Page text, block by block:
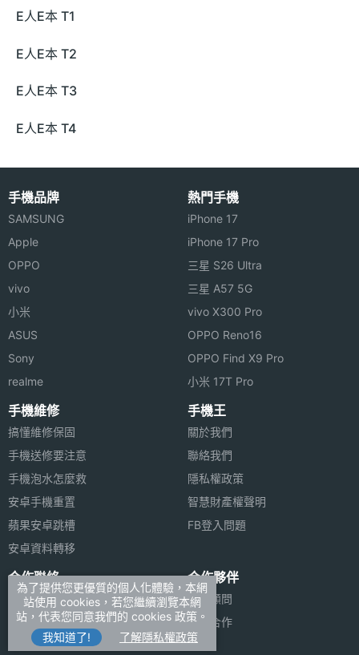
E人E本 T1
E人E本 T2
E人E本 T3
E人E本 T4
手機品牌
SAMSUNG
Apple
OPPO
vivo
小米
ASUS
Sony
realme
熱門手機
iPhone 17
iPhone 17 Pro
三星 S26 Ultra
三星 A57 5G
vivo X300 Pro
OPPO Reno16
OPPO Find X9 Pro
小米 17T Pro
手機維修
搞懂維修保固
手機送修要注意
手機泡水怎麼救
安卓手機重置
蘋果安卓跳槽
安卓資料轉移
手機王
關於我們
聯絡我們
隱私權政策
智慧財產權聲明
FB登入問題
合作聯絡
廣告刊登
加入商店報價
新聞聯絡
合作夥伴
法律顧問
媒體合作
為了提供您更優質的個人化體驗，本網
站使用 cookies，若您繼續瀏覽本網
站，代表您同意我們的 cookies 政策。
我知道了!
了解隱私權政策